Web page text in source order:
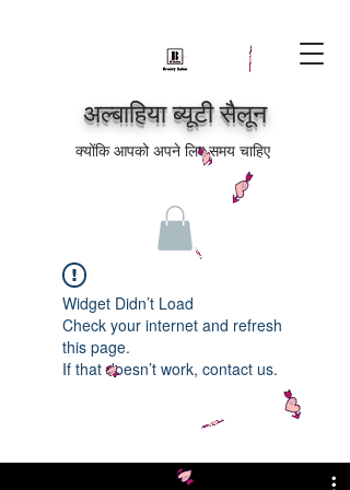
अल्बाहिया ब्यूटी सैलून
क्योंकि आपको अपने लिए समय चाहिए
Widget Didn’t Load
Check your internet and refresh
this page.
If that doesn’t work, contact us.